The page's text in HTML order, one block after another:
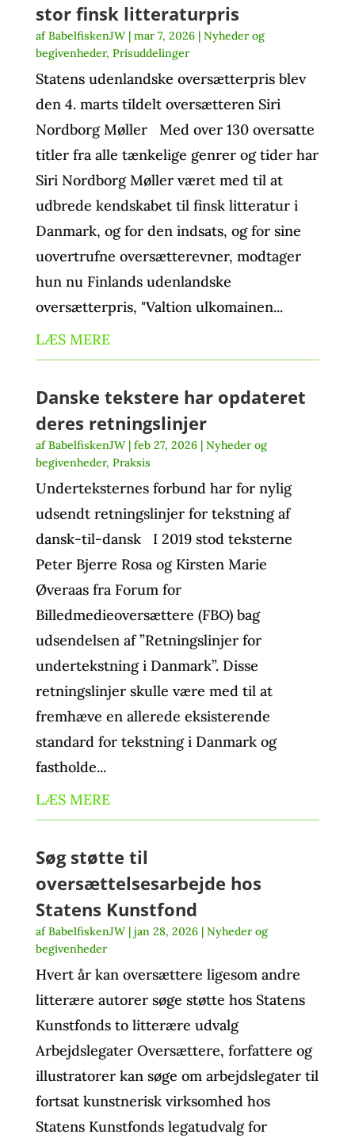
stor finsk litteraturpris
afBabelfiskenJW| mar 7, 2026| Nyheder og
begivenheder, Prisuddelinger
Statens udenlandske oversætterpris blev
den 4. marts tildelt oversætteren Siri
Nordborg Møller Med over 130 oversatte
titler fra alle tænkelige genrer og tider har
Siri Nordborg Møller været med til at
udbrede kendskabet til finsk litteratur i
Danmark, og for den indsats, og for sine
uovertrufne oversætterevner, modtager
hun nu Finlands udenlandske
oversætterpris, "Valtion ulkomainen...
LÆS MERE
Danske tekstere har opdateret
deres retningslinjer
afBabelfiskenJW| feb 27, 2026| Nyheder og
begivenheder, Praksis
Underteksternes forbund har for nylig
udsendt retningslinjer for tekstning af
dansk-til-dansk I 2019 stod teksterne
Peter Bjerre Rosa og Kirsten Marie
Øveraas fra Forum for
Billedmedieoversættere (FBO) bag
udsendelsen af ”Retningslinjer for
undertekstning i Danmark”. Disse
retningslinjer skulle være med til at
fremhæve en allerede eksisterende
standard for tekstning i Danmark og
fastholde...
LÆS MERE
Søg støtte til
oversættelsesarbejde hos
Statens Kunstfond
afBabelfiskenJW| jan 28, 2026| Nyheder og
begivenheder
Hvert år kan oversættere ligesom andre
litterære autorer søge støtte hos Statens
Kunstfonds to litterære udvalg
Arbejdslegater Oversættere, forfattere og
illustratorer kan søge om arbejdslegater til
fortsat kunstnerisk virksomhed hos
Statens Kunstfonds legatudvalg for